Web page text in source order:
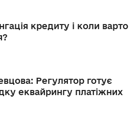
кредиту і коли варто
Регулятор готує
еквайрингу платіжних